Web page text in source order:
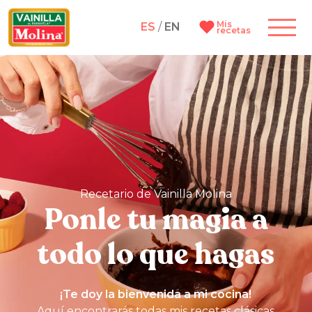
ES / EN Mis
recetas
Recetario de Vainilla Molina
Ponle tu magia a
todo lo que hagas
¡Te doy la bienvenida a mi cocina!